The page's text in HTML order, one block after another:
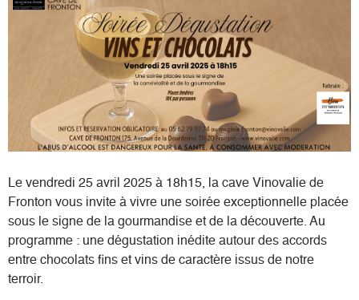
Espace privé
Contact
Où nous trouver
Le vendredi 25 avril 2025 à 18h15, la cave Vinovalie de
Fronton vous invite à vivre une soirée exceptionnelle placée
sous le signe de la gourmandise et de la découverte. Au
programme : une dégustation inédite autour des accords
entre chocolats fins et vins de caractère issus de notre
terroir.